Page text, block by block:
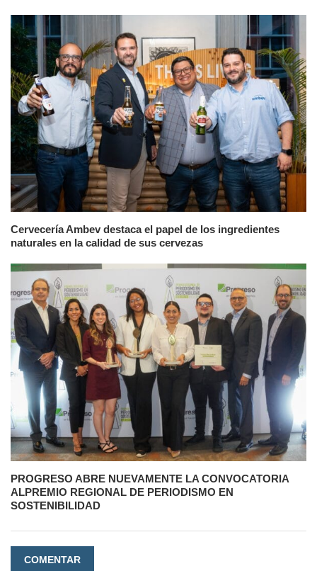
Cervecería Ambev destaca el papel de los ingredientes
naturales en la calidad de sus cervezas
PROGRESO ABRE NUEVAMENTE LA CONVOCATORIA
ALPREMIO REGIONAL DE PERIODISMO EN
SOSTENIBILIDAD
COMENTAR